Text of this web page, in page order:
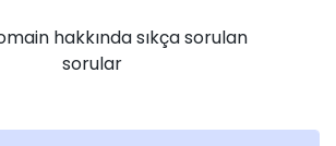
hakkında sıkça sorulan
sorular